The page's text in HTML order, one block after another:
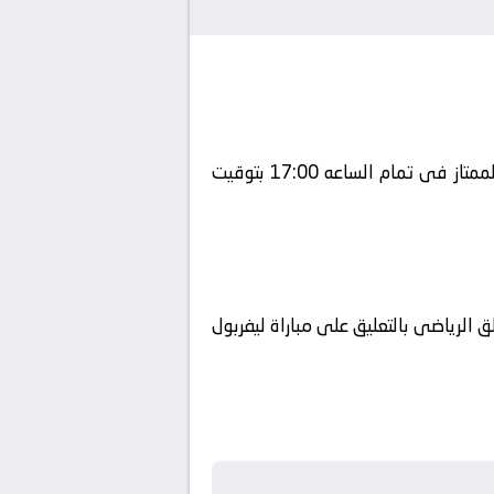
يلتقى اليوم 2024-09-14 كلا من نادى ليفربول و نادي نوتينجهام فورست فى بطولة الدوري الإنجليزي الممتاز فى تمام الساعه 17:00 بتوقيت
بالتعليق على مباراة ليفربول